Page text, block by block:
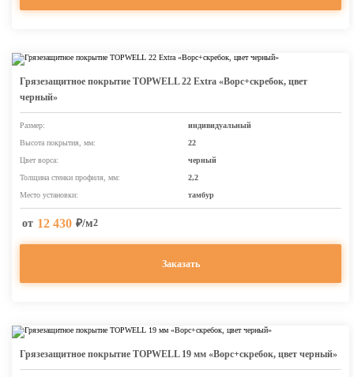
Грязезащитное покрытие TOPWELL 22 Extra «Ворс+скребок, цвет
черный»
Размер:
индивидуальный
Высота покрытия, мм:
22
Цвет ворса:
черный
Толщина стенки профиля, мм:
2,2
Место установки:
тамбур
от 12 430 ₽/м2
Заказать
Грязезащитное покрытие TOPWELL 19 мм «Ворс+скребок, цвет черный»